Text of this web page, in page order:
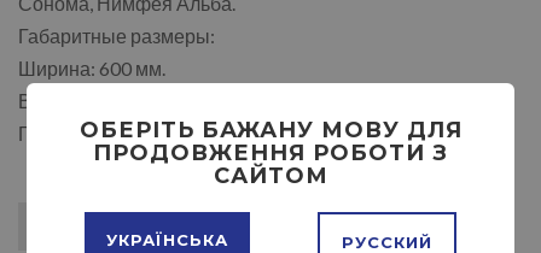
Габаритные размеры:
Ширина: 600 мм.
Высота: 1950 мм.
Глубина: 366 мм.
ОБЕРІТЬ БАЖАНУ МОВУ ДЛЯ
ПРОДОВЖЕННЯ РОБОТИ З
САЙТОМ
УКРАЇНСЬКА РУССКИЙ